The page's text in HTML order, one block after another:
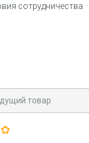
сотрудничества
товар